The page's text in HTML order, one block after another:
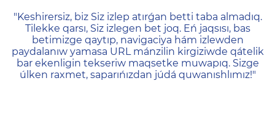
404 — Страница не
"Keshirersiz, biz Siz izlep atırǵan betti taba almadıq.
Tilekke qarsı, Siz izlegen bet joq. Eń jaqsısı, bas
betimizge qaytıp, navigaciya hám izlewden
paydalanıw yamasa URL mánzilin kirgiziwde qátelik
bar ekenligin tekseriw maqsetke muwapıq. Sizge
úlken raxmet, saparıńızdan júdá quwanıshlımız!"